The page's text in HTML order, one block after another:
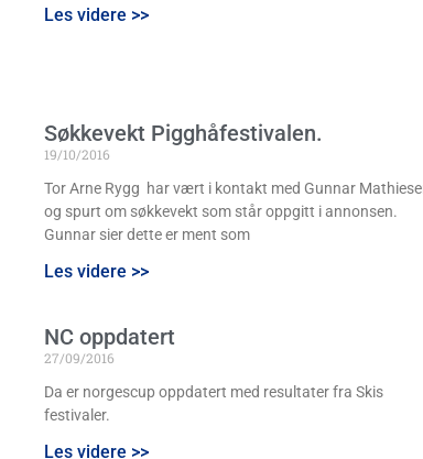
Les videre >>
Søkkevekt Pigghåfestivalen.
19/10/2016
Tor Arne Rygg har vært i kontakt med Gunnar
og spurt om søkkevekt som står oppgitt i annonsen.
Gunnar sier dette er ment som
Les videre >>
NC oppdatert
27/09/2016
Da er norgescup oppdatert med resultater fra Skis
festivaler.
Les videre >>